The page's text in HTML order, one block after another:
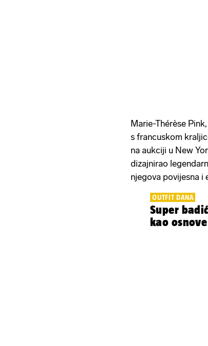
Marie-Thérèse
s francuskom
na aukciji u New
dizajnirao
njegova povijesna i
OUTFIT DANA
Super
kao